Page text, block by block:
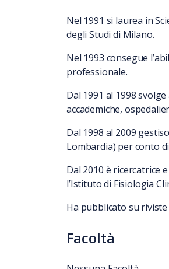
Nel 1991 si laurea in
degli Studi di Milano.
Nel 1993 consegue
professionale.
Dal 1991 al 1998
accademiche,
Dal 1998 al 2009
Lombardia) per conto
Dal 2010 è ricercatrice
l’Istituto di Fisiologia
Ha pubblicato su
Facoltà